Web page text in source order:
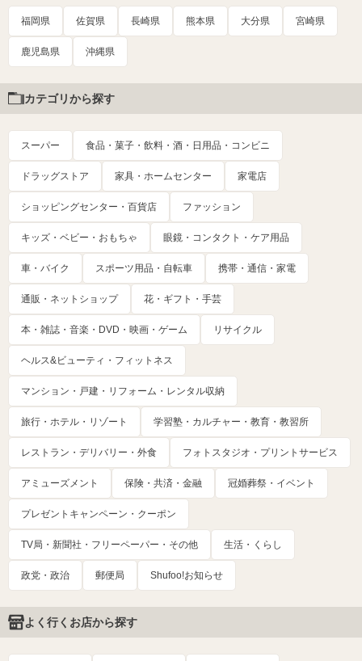
福岡県 佐賀県 長崎県 熊本県 大分県 宮崎県
鹿児島県 沖縄県
カテゴリから探す
スーパー 食品・菓子・飲料・酒・日用品・コンビニ
ドラッグストア 家具・ホームセンター 家電店
ショッピングセンター・百貨店 ファッション
キッズ・ベビー・おもちゃ 眼鏡・コンタクト・ケア用品
車・バイク スポーツ用品・自転車 携帯・通信・家電
通販・ネットショップ 花・ギフト・手芸
本・雑誌・音楽・DVD・映画・ゲーム リサイクル
ヘルス&ビューティ・フィットネス
マンション・戸建・リフォーム・レンタル収納
旅行・ホテル・リゾート 学習塾・カルチャー・教育・教習所
レストラン・デリバリー・外食 フォトスタジオ・プリントサービス
アミューズメント 保険・共済・金融 冠婚葬祭・イベント
プレゼントキャンペーン・クーポン
TV局・新聞社・フリーペーパー・その他 生活・くらし
政党・政治 郵便局 Shufoo!お知らせ
よく行くお店から探す